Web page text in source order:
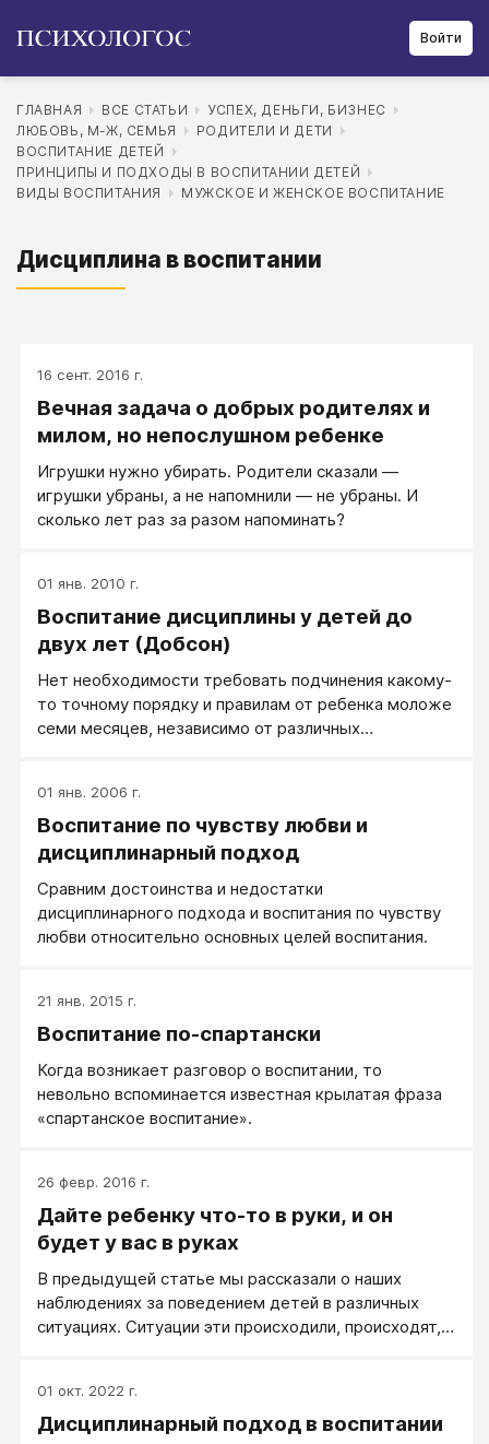
Войти
ГЛАВНАЯ ВСЕ СТАТЬИ
УСПЕХ, ДЕНЬГИ, БИЗНЕС
ЛЮБОВЬ, М-Ж, СЕМЬЯ
РОДИТЕЛИ И ДЕТИ
ВОСПИТАНИЕ ДЕТЕЙ
ПРИНЦИПЫ И ПОДХОДЫ В ВОСПИТАНИИ ДЕТЕЙ
ВИДЫ ВОСПИТАНИЯ
МУЖСКОЕ И ЖЕНСКОЕ ВОСПИТАНИЕ
Дисциплина в воспитании
16 сент. 2016 г.
Вечная задача о добрых родителях и
милом, но непослушном ребенке
Игрушки нужно убирать. Родители сказали —
игрушки убраны, а не напомнили — не убраны. И
сколько лет раз за разом напоминать?
01 янв. 2010 г.
Воспитание дисциплины у детей до
двух лет (Добсон)
Нет необходимости требовать подчинения какому-
то точному порядку и правилам от ребенка моложе
семи месяцев, независимо от различных
01 янв. 2006 г.
Воспитание по чувству любви и
дисциплинарный подход
Сравним достоинства и недостатки
дисциплинарного подхода и воспитания по чувству
любви относительно основных целей воспитания.
21 янв. 2015 г.
Воспитание по-спартански
Когда возникает разговор о воспитании, то
невольно вспоминается известная крылатая фраза
«спартанское воспитание».
26 февр. 2016 г.
Дайте ребенку что-то в руки, и он
будет у вас в руках
В предыдущей статье мы рассказали о наших
наблюдениях за поведением детей в различных
ситуациях. Ситуации эти происходили, происходят,
01 окт. 2022 г.
Дисциплинарный подход в воспитании